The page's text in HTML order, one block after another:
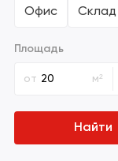
Офис Склад
Площадь
от м²
Найти